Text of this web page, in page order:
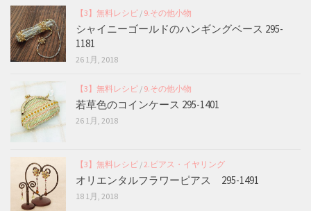
【3】無料レシピ / 9.その他小物
シャイニーゴールドのハンギングベース 295-
1181
26 1月, 2018
【3】無料レシピ / 9.その他小物
若草色のコインケース 295-1401
26 1月, 2018
【3】無料レシピ /2.ピアス・イヤリング
オリエンタルフラワーピアス 295-1491
18 1月, 2018